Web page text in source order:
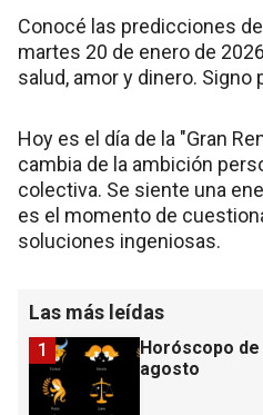
Conocé las predicciones
martes 20 de enero de
salud, amor y dinero. Signo
Hoy es el día de la "Gran
cambia de la ambición
colectiva. Se siente una
es el momento de
soluciones ingeniosas.
Las más leídas
Horóscopo de
agosto
1